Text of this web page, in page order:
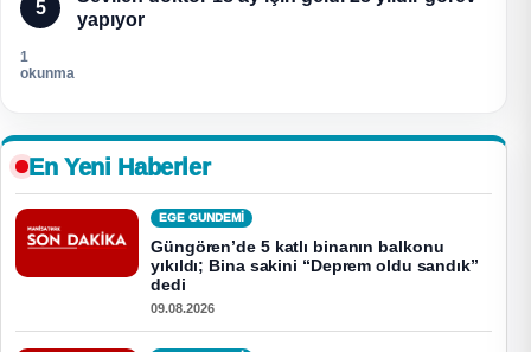
5
yapıyor
1
okunma
En Yeni Haberler
EGE GUNDEMİ
Güngören’de 5 katlı binanın balkonu
yıkıldı; Bina sakini “Deprem oldu sandık”
dedi
09.08.2026